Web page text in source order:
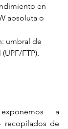
en
absoluta o
umbral de
FTP).
a
recopilados de